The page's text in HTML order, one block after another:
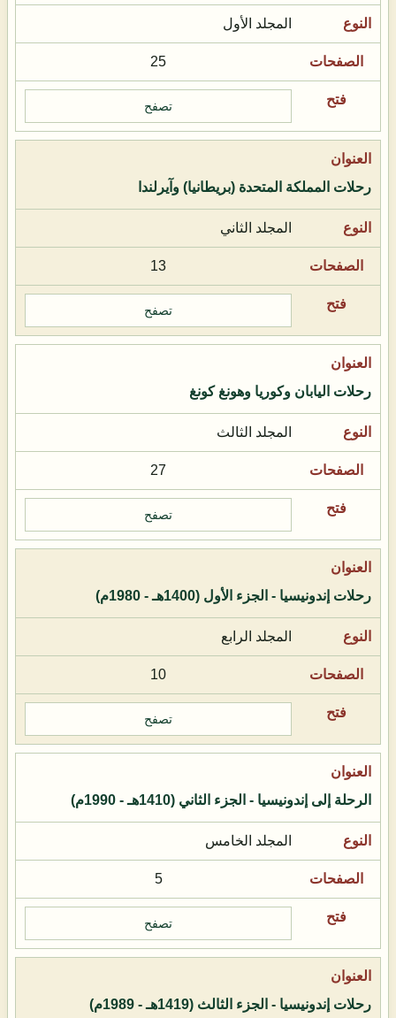
المجلد الأول
25
تصفح
رحلات المملكة المتحدة (بريطانيا) وآيرلندا
المجلد الثاني
13
تصفح
رحلات اليابان وكوريا وهونغ كونغ
المجلد الثالث
27
تصفح
رحلات إندونيسيا - الجزء الأول (1400هـ - 1980م)
المجلد الرابع
10
تصفح
الرحلة إلى إندونيسيا - الجزء الثاني (1410هـ - 1990م)
المجلد الخامس
5
تصفح
رحلات إندونيسيا - الجزء الثالث (1419هـ - 1989م)